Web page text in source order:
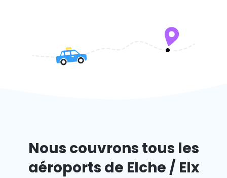
Nous couvrons tous les
aéroports de Elche / Elx